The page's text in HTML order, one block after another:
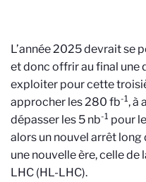
L’année 2025 devrait se
et donc offrir au final une
exploiter pour cette
approcher les 280 fb-1 , à
dépasser les 5 nb-1 pour
alors un nouvel arrêt
une nouvelle ère, celle de
LHC (HL-LHC).